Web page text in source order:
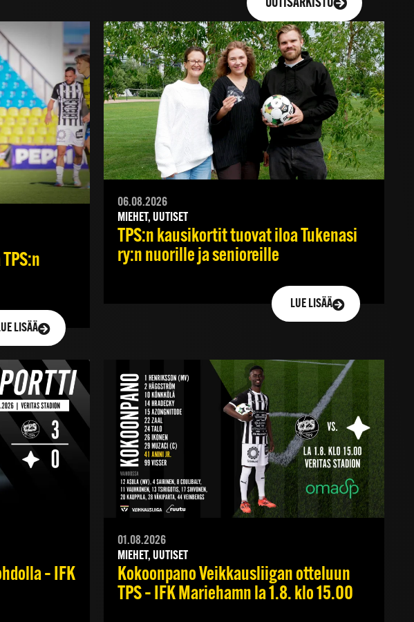
UUTISARKISTO
LISÄÄ
06.08.2026
MIEHET, UUTISET
TPS:n kausikortit tuovat iloa Tukenasi
ry:n nuorille ja senioreille
LUE LISÄÄ
– IFK
01.08.2026
MIEHET, UUTISET
Kokoonpano Veikkausliigan otteluun
TPS – IFK Mariehamn la 1.8. klo 15.00